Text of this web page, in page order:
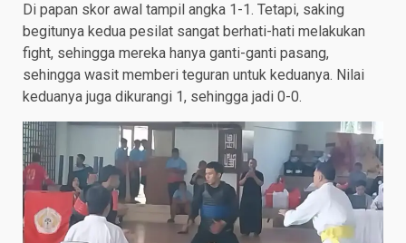
Di papan skor awal tampil angka 1-1. Tetapi, saking
begitunya kedua pesilat sangat berhati-hati melakukan
fight, sehingga mereka hanya ganti-ganti pasang,
sehingga wasit memberi teguran untuk keduanya. Nilai
keduanya juga dikurangi 1, sehingga jadi 0-0.